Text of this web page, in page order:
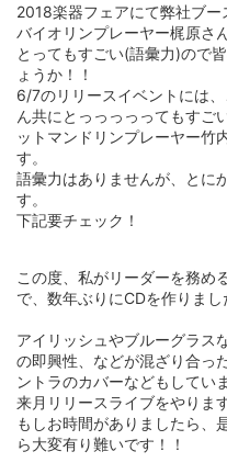
2018楽器フェアにて弊社ブー
バイオリンプレーヤー梶原さ
とってもすごい(語彙力)ので
ょうか！！
6/7のリリースイベントには
ん共にとっっっっってもすご
ットマンドリンプレーヤー竹
す。
語彙力はありませんが、とに
す。
下記要チェック！
この度、私がリーダーを務め
で、数年ぶりにCDを作りまし
アイリッシュやブルーグラス
の即興性、などが混ざり合っ
ントラのカバーなどもしてい
来月リリースライブをやりま
もしお時間がありましたら、
ら大変有り難いです！！